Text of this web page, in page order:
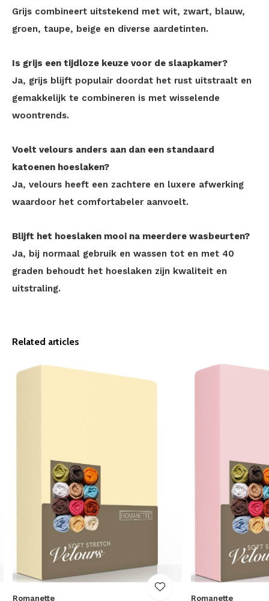
Grijs combineert uitstekend met wit, zwart, blauw,
groen, taupe, beige en diverse aardetinten.
Is grijs een tijdloze keuze voor de slaapkamer?
Ja, grijs blijft populair doordat het rust uitstraalt en
gemakkelijk te combineren is met wisselende
woontrends.
Voelt velours anders aan dan een standaard
katoenen hoeslaken?
Ja, velours heeft een zachtere en luxere afwerking
waardoor het comfortabeler aanvoelt.
Blijft het hoeslaken mooi na meerdere wasbeurten?
Ja, bij normaal gebruik en wassen tot en met 40
graden behoudt het hoeslaken zijn kwaliteit en
uitstraling.
Related articles
Romanette Romanette